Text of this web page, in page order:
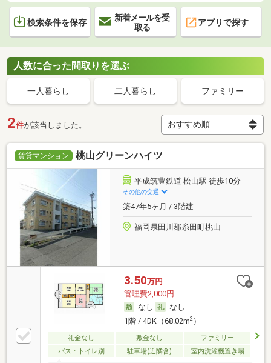
検索条件を保存
新着メールを受
取る
アプリで探す
人数に合った間取りを選ぶ
一人暮らし 二人暮らし ファミリー
2件が該当しました。
賃貸マンション 桃山グリーンハイツ
平成筑豊鉄道 松山駅 徒歩10分
その他の交通
築47年5ヶ月 / 3階建
福岡県田川郡糸田町桃山
3.50万円
管理費2,000円
なし
なし
1階 / 4DK（68.02m2）
礼金なし 敷金なし
ファミリー
バス・トイレ別
駐車場(近隣含) 室内洗濯機置き場